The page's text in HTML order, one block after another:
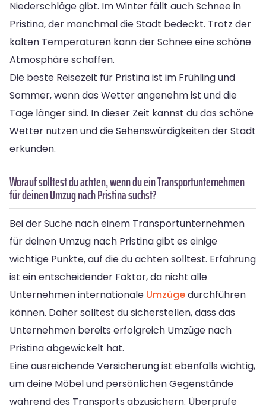
Niederschläge gibt. Im Winter fällt auch Schnee in
Pristina, der manchmal die Stadt bedeckt. Trotz der
kalten Temperaturen kann der Schnee eine schöne
Atmosphäre schaffen.
Die beste Reisezeit für Pristina ist im Frühling und
Sommer, wenn das Wetter angenehm ist und die
Tage länger sind. In dieser Zeit kannst du das schöne
Wetter nutzen und die Sehenswürdigkeiten der Stadt
erkunden.
Worauf solltest du achten, wenn du ein Transportunternehmen
für deinen Umzug nach Pristina suchst?
Bei der Suche nach einem Transportunternehmen
für deinen Umzug nach Pristina gibt es einige
wichtige Punkte, auf die du achten solltest. Erfahrung
ist ein entscheidender Faktor, da nicht alle
Unternehmen internationale Umzügedurchführen
können. Daher solltest du sicherstellen, dass das
Unternehmen bereits erfolgreich Umzüge nach
Pristina abgewickelt hat.
Eine ausreichende Versicherung ist ebenfalls wichtig,
um deine Möbel und persönlichen Gegenstände
während des Transports abzusichern. Überprüfe